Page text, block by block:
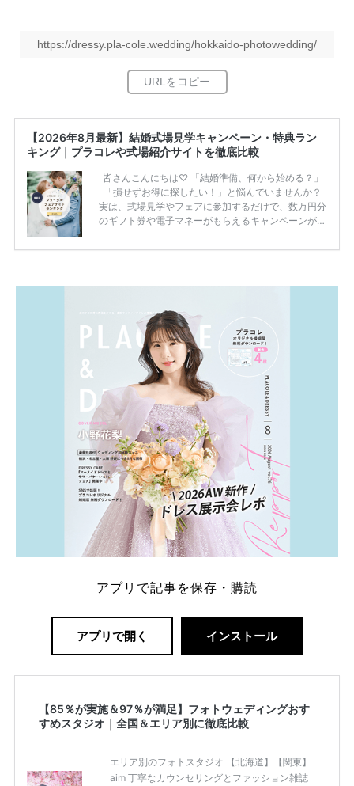
https://dressy.pla-cole.wedding/hokkaido-photowedding/
【2026年8月最新】結婚式場見学キャンペーン・特典ラン
キング｜プラコレや式場紹介サイトを徹底比較
皆さんこんにちは♡ 「結婚準備、何から始める？」
「損せずお得に探したい！」と悩んでいませんか？
実は、式場見学やフェアに参加するだけで、数万円分
のギフト券や電子マネーがもらえるキャンペーンがあ
ため、比較せずに選ぶと損をしてしまうことも……。
一番お得？」「プラコレの特典は？」といった疑問も
解決します。 まずは診断で候補を絞れる「ウェディ
ング診断」か、体験型 […]続きを読む
アプリで記事を保存・購読
アプリで開く インストール
【85％が実施＆97％が満足】フォトウェディングおす
すめスタジオ｜全国＆エリア別に徹底比較
エリア別のフォトスタジオ 【北海道】【関東】
aim 丁寧なカウンセリングとファッション雑誌